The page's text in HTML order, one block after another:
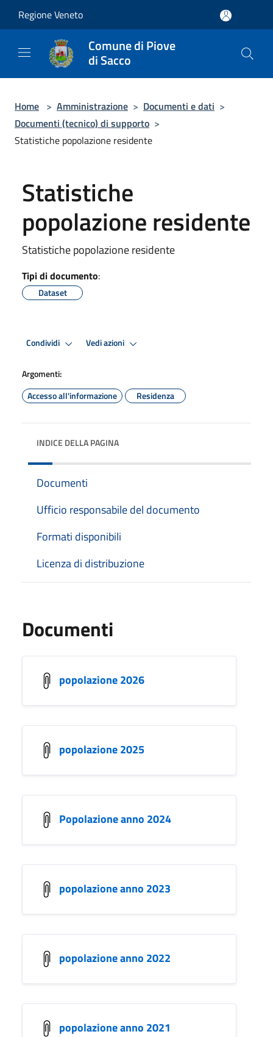
Regione Veneto
Comune di Piove
di Sacco
Home > Amministrazione > Documenti e dati >
Documenti (tecnico) di supporto >
Statistiche popolazione residente
Statistiche
popolazione residente
Statistiche popolazione residente
Tipi di documento:
Dataset
Condividi Vedi azioni
Argomenti:
Accesso all'informazione
Residenza
INDICE DELLA PAGINA
Documenti
Ufficio responsabile del documento
Formati disponibili
Licenza di distribuzione
Documenti
popolazione 2026
popolazione 2025
Popolazione anno 2024
popolazione anno 2023
popolazione anno 2022
popolazione anno 2021